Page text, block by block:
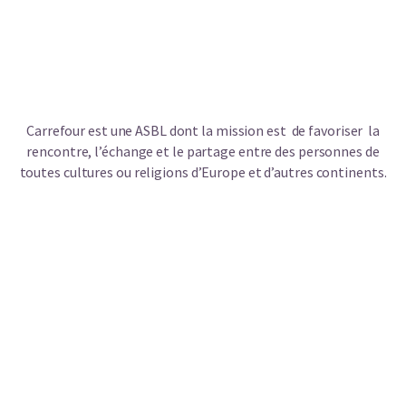
Carrefour est une ASBL dont la mission est de favoriser la
rencontre, l’échange et le partage entre des personnes de
toutes cultures ou religions d’Europe et d’autres continents.